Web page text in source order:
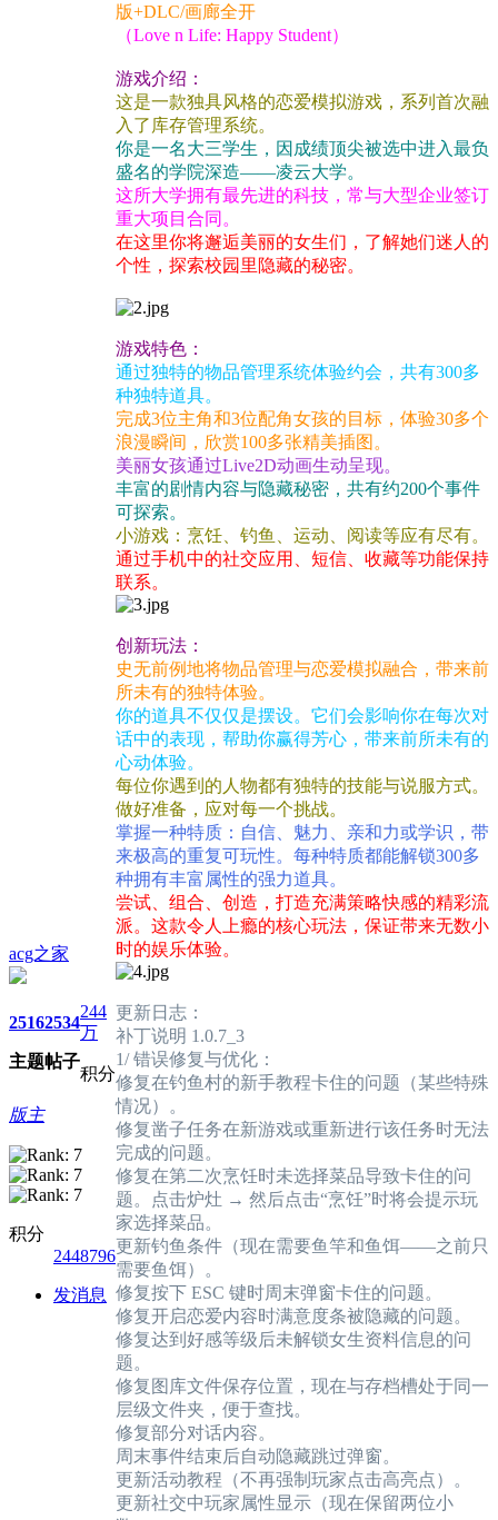
acg之家
2516
主题
2534
帖子
244
万
积分
版主
积分
2448796
发消息
版+DLC/画廊全开
（Love n Life: Happy Student）
游戏介绍：
这是一款独具风格的恋爱模拟游戏，系列首次融
入了库存管理系统。
你是一名大三学生，因成绩顶尖被选中进入最负
盛名的学院深造——凌云大学。
这所大学拥有最先进的科技，常与大型企业签订
重大项目合同。
在这里你将邂逅美丽的女生们，了解她们迷人的
个性，探索校园里隐藏的秘密。
游戏特色：
通过独特的物品管理系统体验约会，共有300多
种独特道具。
完成3位主角和3位配角女孩的目标，体验30多个
浪漫瞬间，欣赏100多张精美插图。
美丽女孩通过Live2D动画生动呈现。
丰富的剧情内容与隐藏秘密，共有约200个事件
可探索。
小游戏：烹饪、钓鱼、运动、阅读等应有尽有。
通过手机中的社交应用、短信、收藏等功能保持
联系。
创新玩法：
史无前例地将物品管理与恋爱模拟融合，带来前
所未有的独特体验。
你的道具不仅仅是摆设。它们会影响你在每次对
话中的表现，帮助你赢得芳心，带来前所未有的
心动体验。
每位你遇到的人物都有独特的技能与说服方式。
做好准备，应对每一个挑战。
掌握一种特质：自信、魅力、亲和力或学识，带
来极高的重复可玩性。每种特质都能解锁300多
种拥有丰富属性的强力道具。
尝试、组合、创造，打造充满策略快感的精彩流
派。这款令人上瘾的核心玩法，保证带来无数小
时的娱乐体验。
更新日志：
补丁说明 1.0.7_3
1/ 错误修复与优化：
修复在钓鱼村的新手教程卡住的问题（某些特殊
情况）。
修复凿子任务在新游戏或重新进行该任务时无法
完成的问题。
修复在第二次烹饪时未选择菜品导致卡住的问
题。点击炉灶 → 然后点击“烹饪”时将会提示玩
家选择菜品。
更新钓鱼条件（现在需要鱼竿和鱼饵——之前只
需要鱼饵）。
修复按下 ESC 键时周末弹窗卡住的问题。
修复开启恋爱内容时满意度条被隐藏的问题。
修复达到好感等级后未解锁女生资料信息的问
题。
修复图库文件保存位置，现在与存档槽处于同一
层级文件夹，便于查找。
修复部分对话内容。
周末事件结束后自动隐藏跳过弹窗。
更新活动教程（不再强制玩家点击高亮点）。
更新社交中玩家属性显示（现在保留两位小